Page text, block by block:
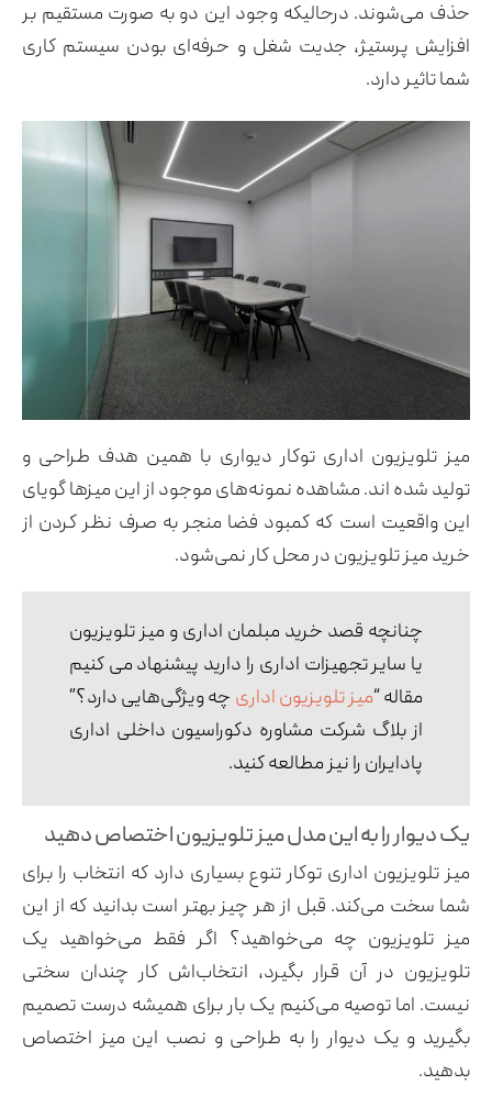
حذف می‌شوند. درحالیکه وجود این دو به صورت مستقیم بر
افزایش پرستیژ، جدیت شغل و حرفه‌ای بودن سیستم کاری
شما تاثیر دارد.
میز تلویزیون‌ اداری توکار دیواری با همین هدف طراحی و
تولید شده اند. مشاهده نمونه‌های موجود از این میزها گویای
این واقعیت است که کمبود فضا منجر به صرف نظر کردن از
خرید میز تلویزیون در محل کار نمی‌شود.
چنانچه قصد خرید مبلمان اداری و میز تلویزیون
یا سایر تجهیزات اداری را دارید پیشنهاد می کنیم
مقاله “میز تلویزیون اداری چه ویژگی‌هایی دارد؟”
از بلاگ شرکت مشاوره دکوراسیون داخلی اداری
پادایران را نیز مطالعه کنید.
یک دیوار را به این مدل میز تلویزیون اختصاص دهید
میز تلویزیون اداری توکار تنوع بسیاری دارد که انتخاب را برای
شما سخت می‌کند. قبل از هر چیز بهتر است بدانید که از این
میز تلویزیون چه می‌خواهید؟ اگر فقط می‌خواهید یک
تلویزیون در آن قرار بگیرد، انتخاب‌اش کار چندان سختی
نیست. اما توصیه می‌کنیم یک بار برای همیشه درست تصمیم
بگیرید و یک دیوار را به طراحی و نصب این میز اختصاص
بدهید.